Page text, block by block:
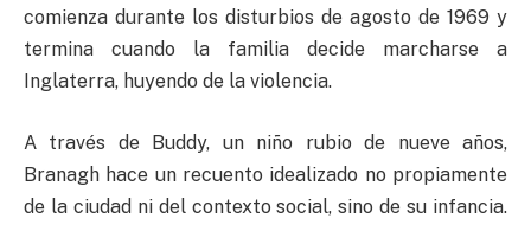
comienza durante los disturbios de agosto de 1969 y
termina cuando la familia decide marcharse a
Inglaterra, huyendo de la violencia.
A través de Buddy, un niño rubio de nueve años,
Branagh hace un recuento idealizado no propiamente
de la ciudad ni del contexto social, sino de su infancia.